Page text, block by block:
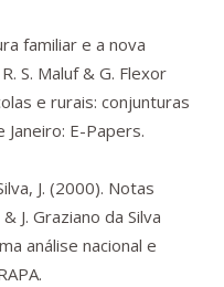
familiar e a nova
S. Maluf & G. Flexor
e rurais: conjunturas
Janeiro: E-Papers.
J. (2000). Notas
J. Graziano da Silva
análise nacional e